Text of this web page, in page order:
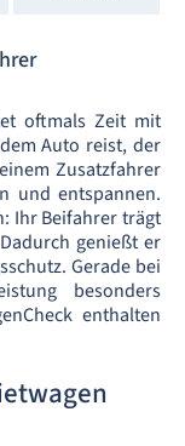
oftmals Zeit mit
Auto reist, der
Zusatzfahrer
und entspannen.
Ihr Beifahrer trägt
genießt er
Gerade bei
besonders
enthalten